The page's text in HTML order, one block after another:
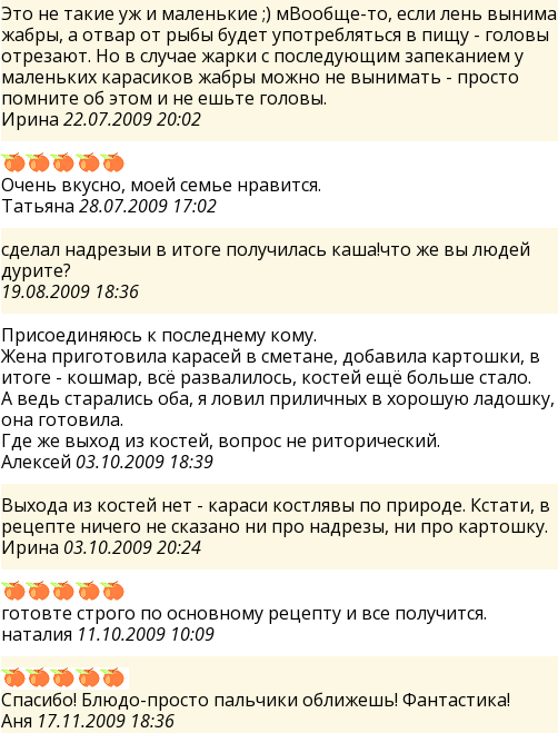
Это не такие уж и маленькие ;) мВообще-то, если лень
жабры, а отвар от рыбы будет употребляться в пищу - головы
отрезают. Но в случае жарки с последующим запеканием у
маленьких карасиков жабры можно не вынимать - просто
помните об этом и не ешьте головы.
Ирина 22.07.2009 20:02
Очень вкусно, моей семье нравится.
Татьяна 28.07.2009 17:02
сделал надрезыи в итоге получилась каша!что же вы людей
дурите?
19.08.2009 18:36
Присоединяюсь к последнему кому.
Жена приготовила карасей в сметане, добавила картошки, в
итоге - кошмар, всё развалилось, костей ещё больше стало.
А ведь старались оба, я ловил приличных в хорошую ладошку,
она готовила.
Где же выход из костей, вопрос не риторический.
Алексей 03.10.2009 18:39
Выхода из костей нет - караси костлявы по природе. Кстати, в
рецепте ничего не сказано ни про надрезы, ни про картошку.
Ирина 03.10.2009 20:24
готовте строго по основному рецепту и все получится.
наталия 11.10.2009 10:09
Спасибо! Блюдо-просто пальчики оближешь! Фантастика!
Аня 17.11.2009 18:36